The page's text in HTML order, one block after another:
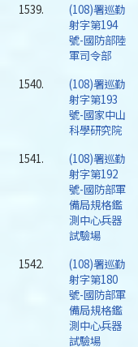
1539.
(108)署巡勤
射字第194
號-國防部陸
軍司令部
1540.
(108)署巡勤
射字第193
號-國家中山
科學研究院
1541.
(108)署巡勤
射字第192
號-國防部軍
備局規格鑑
測中心兵器
試驗場
1542.
(108)署巡勤
射字第180
號-國防部軍
備局規格鑑
測中心兵器
試驗場